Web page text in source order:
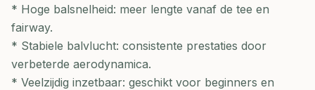
* Hoge balsnelheid: meer lengte vanaf de tee en
fairway.
* Stabiele balvlucht: consistente prestaties door
verbeterde aerodynamica.
* Veelzijdig inzetbaar: geschikt voor beginners en